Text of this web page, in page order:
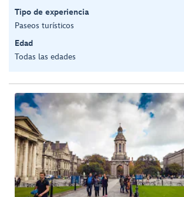
Tipo de experiencia
Paseos turísticos
Edad
Todas las edades